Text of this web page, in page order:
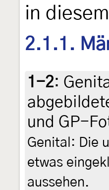
in
2.1.1.
1-2:
und GP-
Genital: Die
etwas
aussehen.